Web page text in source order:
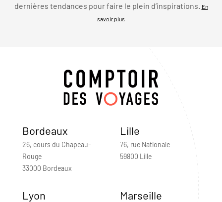
dernières tendances pour faire le plein d’inspirations. En
savoir plus
Bordeaux
26, cours du Chapeau-
Rouge
33000 Bordeaux
Lille
76, rue Nationale
59800 Lille
Lyon Marseille